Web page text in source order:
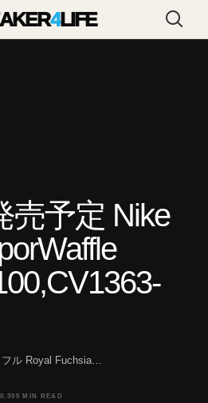
4LIFE
売予定 Nike
フル Royal Fuchsia…
5 MIN READ